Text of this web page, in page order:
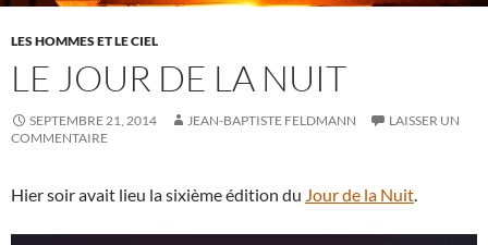
LES HOMMES ET LE CIEL
LE JOUR DE LA NUIT
SEPTEMBRE 21, 2014 JEAN-BAPTISTE FELDMANN
LAISSER UN
COMMENTAIRE
Hier soir avait lieu la sixième édition du Jour de la Nuit.